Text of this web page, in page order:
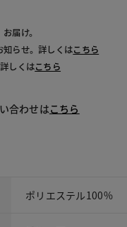
届け。
らせ。詳しくはこちら
しくはこちら
合わせはこちら
ポリエステル100%